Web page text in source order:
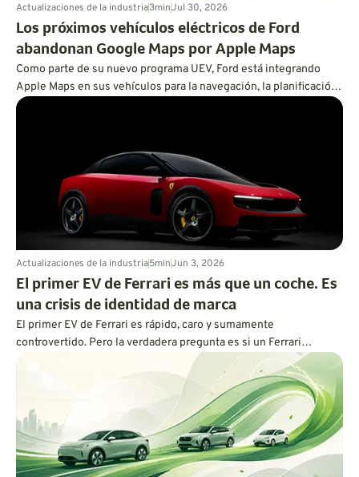
Actualizaciones de la industria3minJul 30, 2026
Los próximos vehículos eléctricos de Ford
abandonan Google Maps por Apple Maps
Como parte de su nuevo programa UEV, Ford está integrando
Apple Maps en sus vehículos para la navegación, la planificación
de rutas con carga y la próxima generación de BlueCruise.
Actualizaciones de la industria5minJun 3, 2026
El primer EV de Ferrari es más que un coche. Es
una crisis de identidad de marca
El primer EV de Ferrari es rápido, caro y sumamente
controvertido. Pero la verdadera pregunta es si un Ferrari
eléctrico todavía puede sentirse como un Ferrari.